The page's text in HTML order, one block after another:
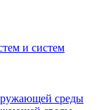
и систем